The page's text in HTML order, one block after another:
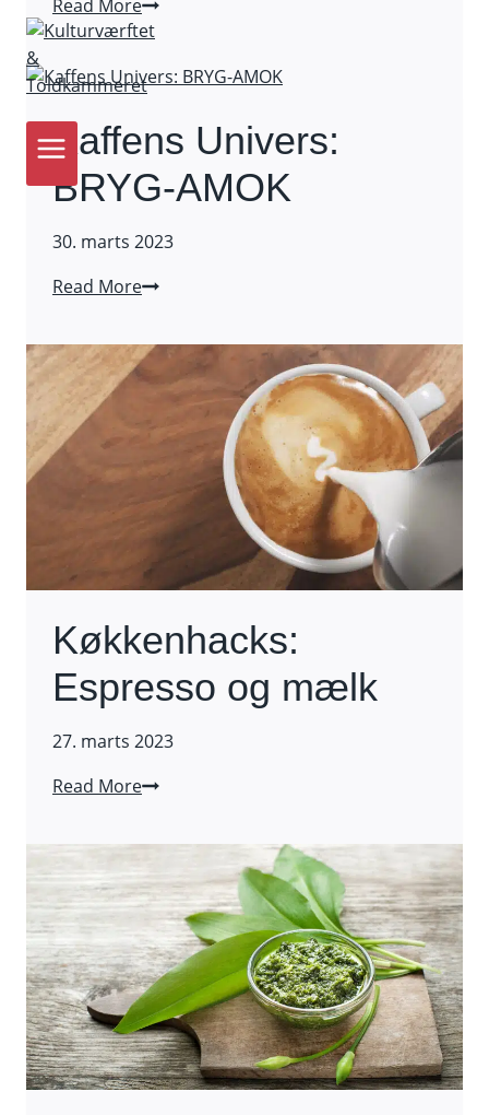
Read More
Hjemmelavet
mozzarella
Kaffens Univers:
BRYG-AMOK
30. marts 2023
Read MoreKaffens
BRYG-
AMOK
Køkkenhacks:
Espresso og mælk
27. marts 2023
Read MoreKøkkenhacks:
og
mælk